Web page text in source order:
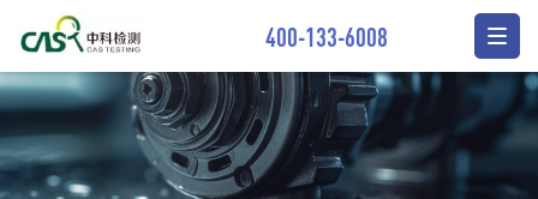
400-133-6008